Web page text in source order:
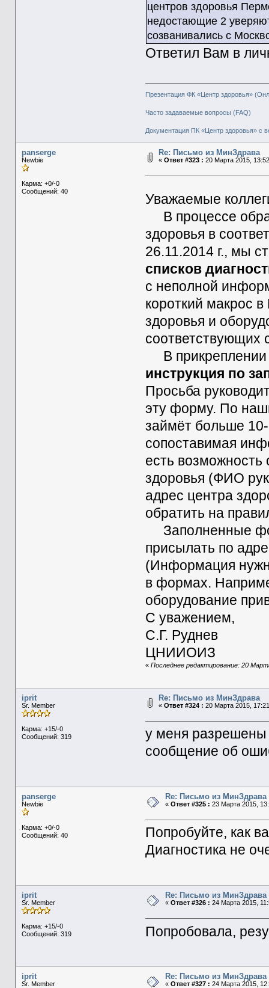
центров здоровья
недостающие 2
созванивались с
Ответил Вам в
Презентация ФК «Центр здоровья»
Часто задаваемые вопросы (FAQ)
Документация ПК «Центр здоровья» с
panserge
Newbie
Карма: +0/-0
Сообщений: 40
Re: Письмо из МинЗдрава
« Ответ #323 : 20 Марта 2015,
Уважаемые
В процессе
здоровья в
26.11.2014 г., мы
списков
с неполной
короткий макрос
здоровья и
соответствующих
В
инструкция по
Просьба
эту форму. По
займёт больше
сопоставимая
есть
здоровья (ФИО
адрес центра
обратить на
Заполненные
присылать по
(Информация
в формах.
оборудование
С уважением,
С.Г. Руднев
ЦНИИОИЗ
«Последнее редактирование: 20
iprit
Sr. Member
Карма: +15/-0
Сообщений: 319
Re: Письмо из МинЗдрава
« Ответ #324 : 20 Марта 2015,
у меня разрешены
сообщение об
panserge
Newbie
Карма: +0/-0
Сообщений: 40
Re: Письмо из МинЗдрава
« Ответ #325 : 23 Марта 2015,
Попробуйте, как
Диагностика не
iprit
Sr. Member
Карма: +15/-0
Сообщений: 319
Re: Письмо из МинЗдрава
« Ответ #326 : 24 Марта 2015,
Попробовала,
iprit
Sr. Member
Re: Письмо из МинЗдрава
« Ответ #327 : 24 Марта 2015,